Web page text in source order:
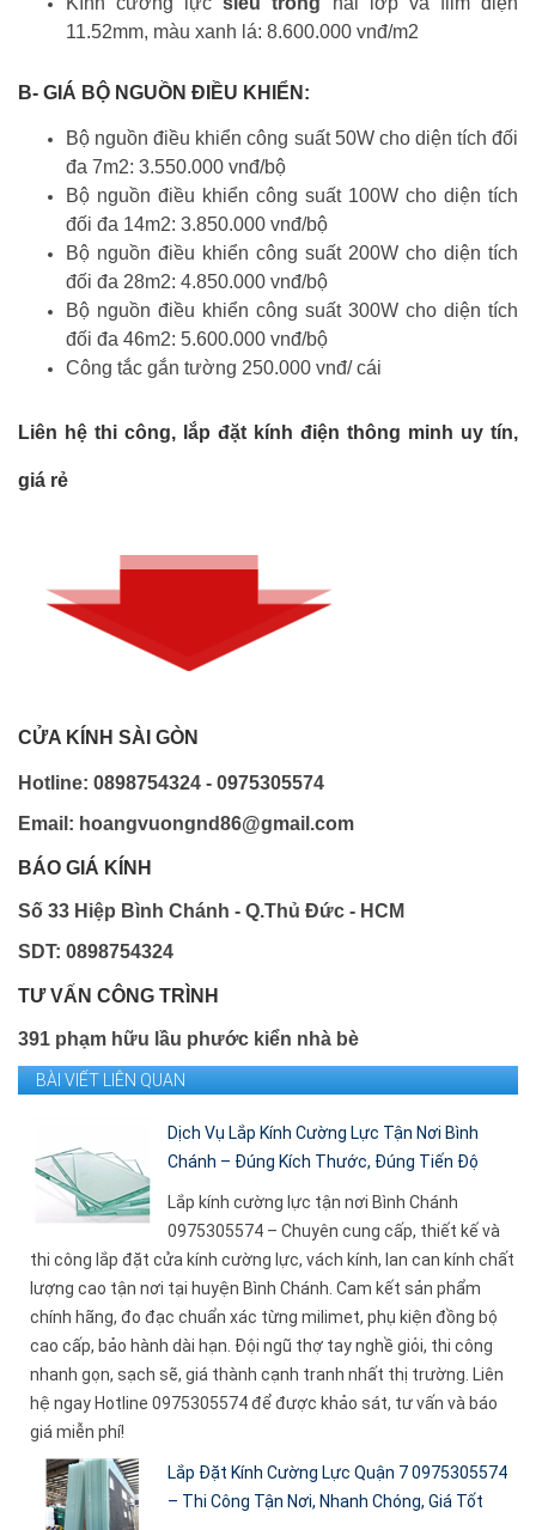
11.52mm, màu xanh lá: 8.600.000 vnđ/m2
B- GIÁ BỘ NGUỒN ĐIỀU KHIỂN:
Bộ nguồn điều khiển công suất 50W cho diện tích đối
đa 7m2: 3.550.000 vnđ/bộ
Bộ nguồn điều khiển công suất 100W cho diện tích
đối đa 14m2: 3.850.000 vnđ/bộ
Bộ nguồn điều khiển công suất 200W cho diện tích
đối đa 28m2: 4.850.000 vnđ/bộ
Bộ nguồn điều khiển công suất 300W cho diện tích
đối đa 46m2: 5.600.000 vnđ/bộ
Công tắc gắn tường 250.000 vnđ/ cái
Liên hệ thi công, lắp đặt kính điện thông minh uy tín,
giá rẻ
CỬA KÍNH SÀI GÒN
Hotline: 0898754324 - 0975305574
Email: hoangvuongnd86@gmail.com
BÁO GIÁ KÍNH
Số 33 Hiệp Bình Chánh - Q.Thủ Đức - HCM
SDT: 0898754324
TƯ VẤN CÔNG TRÌNH
391 phạm hữu lầu phước kiển nhà bè
BÀI VIẾT LIÊN QUAN
Dịch Vụ Lắp Kính Cường Lực Tận Nơi Bình
Chánh – Đúng Kích Thước, Đúng Tiến Độ
Lắp kính cường lực tận nơi Bình Chánh
0975305574 – Chuyên cung cấp, thiết kế và
thi công lắp đặt cửa kính cường lực, vách kính, lan can kính chất
lượng cao tận nơi tại huyện Bình Chánh. Cam kết sản phẩm
chính hãng, đo đạc chuẩn xác từng milimet, phụ kiện đồng bộ
cao cấp, bảo hành dài hạn. Đội ngũ thợ tay nghề giỏi, thi công
nhanh gọn, sạch sẽ, giá thành cạnh tranh nhất thị trường. Liên
hệ ngay Hotline 0975305574 để được khảo sát, tư vấn và báo
giá miễn phí!
Lắp Đặt Kính Cường Lực Quận 7 0975305574
– Thi Công Tận Nơi, Nhanh Chóng, Giá Tốt